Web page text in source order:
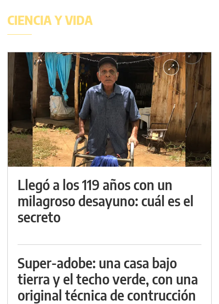
CIENCIA Y VIDA
Llegó a los 119 años con un
milagroso desayuno: cuál es el
secreto
Super-adobe: una casa bajo
tierra y el techo verde, con una
original técnica de contrucción